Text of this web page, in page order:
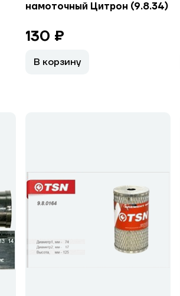
намоточный Цитрон (9.8.34)
130 ₽
В корзину